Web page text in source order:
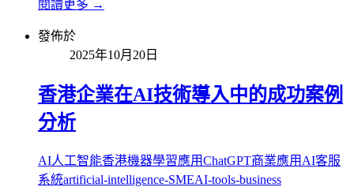
閱讀更多 →
發佈於
2025年10月20日
香港企業在AI技術導入中的成功案例
分析
AI人工智能香港機器學習應用ChatGPT商業應用 AI客服
系統artificial-intelligence-SMEAI-tools-business